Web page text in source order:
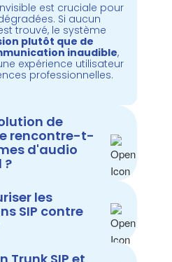
est cruciale pour
Si aucun
trouvé, le système
plutôt que de
inaudible,
expérience utilisateur
professionnelles.
de
rencontre-t-
d'audio
?
les
SIP contre